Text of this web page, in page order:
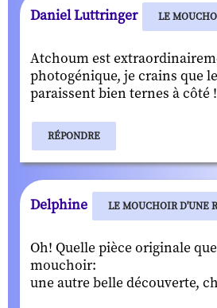
Daniel Luttringer LE
Atchoum est
photogénique, je crains que
paraissent bien ternes à côté
RÉPONDRE
Delphine LE MOUCHOIR D'UNE
Oh! Quelle pièce originale
mouchoir:
une autre belle découverte,